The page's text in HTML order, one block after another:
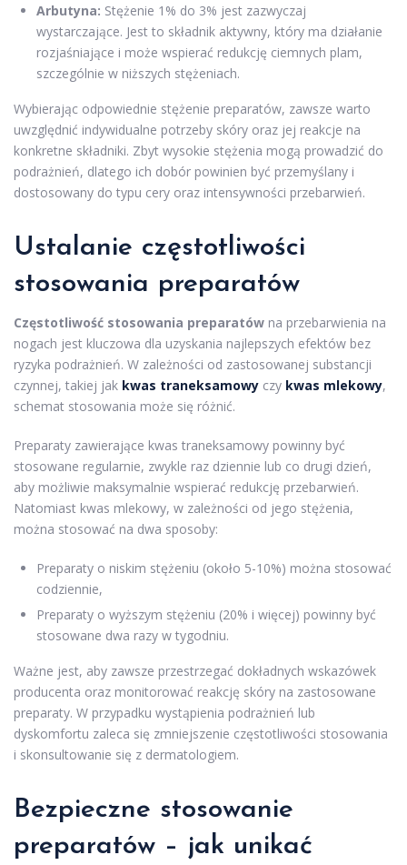
Arbutyna: Stężenie 1% do 3% jest zazwyczaj
wystarczające. Jest to składnik aktywny, który ma działanie
rozjaśniające i może wspierać redukcję ciemnych plam,
szczególnie w niższych stężeniach.
Wybierając odpowiednie stężenie preparatów, zawsze warto
uwzględnić indywidualne potrzeby skóry oraz jej reakcje na
konkretne składniki. Zbyt wysokie stężenia mogą prowadzić do
podrażnień, dlatego ich dobór powinien być przemyślany i
dostosowany do typu cery oraz intensywności przebarwień.
Ustalanie częstotliwości
stosowania preparatów
Częstotliwość stosowania preparatów na przebarwienia na
nogach jest kluczowa dla uzyskania najlepszych efektów bez
ryzyka podrażnień. W zależności od zastosowanej substancji
czynnej, takiej jak kwas traneksamowy czy kwas mlekowy,
schemat stosowania może się różnić.
Preparaty zawierające kwas traneksamowy powinny być
stosowane regularnie, zwykle raz dziennie lub co drugi dzień,
aby możliwie maksymalnie wspierać redukcję przebarwień.
Natomiast kwas mlekowy, w zależności od jego stężenia,
można stosować na dwa sposoby:
Preparaty o niskim stężeniu (około 5-10%) można stosować
codziennie,
Preparaty o wyższym stężeniu (20% i więcej) powinny być
stosowane dwa razy w tygodniu.
Ważne jest, aby zawsze przestrzegać dokładnych wskazówek
producenta oraz monitorować reakcję skóry na zastosowane
preparaty. W przypadku wystąpienia podrażnień lub
dyskomfortu zaleca się zmniejszenie częstotliwości stosowania
i skonsultowanie się z dermatologiem.
Bezpieczne stosowanie
preparatów – jak unikać